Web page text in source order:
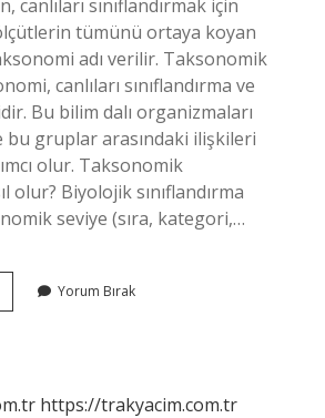
sınıflandırmak için
tümünü ortaya koyan
adı verilir. Taksonomik
canlıları sınıflandırma ve
Bu bilim dalı organizmaları
bu gruplar arasındaki ilişkileri
olur. Taksonomik
olur? Biyolojik sınıflandırma
seviye (sıra, kategori,…
Yorum Bırak
https://trakyacim.com.tr